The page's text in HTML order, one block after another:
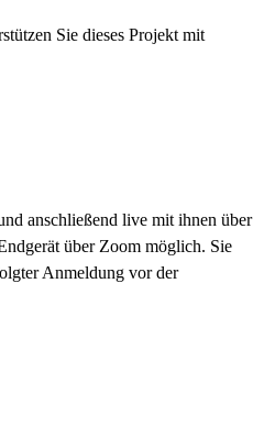
Sie dieses Projekt mit
anschließend live mit ihnen über
über Zoom möglich. Sie
Anmeldung vor der